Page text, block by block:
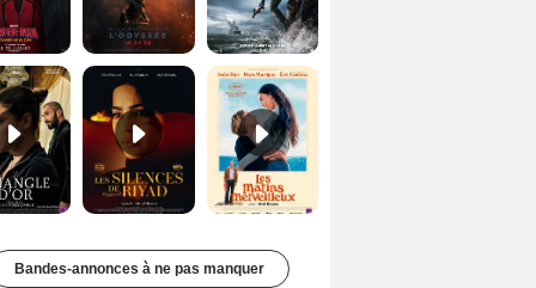
Les Silences de Riyad Bande-annonce VO STFR Les Matins merveilleux Bande-annonce VF
Bandes-annonces à ne pas manquer